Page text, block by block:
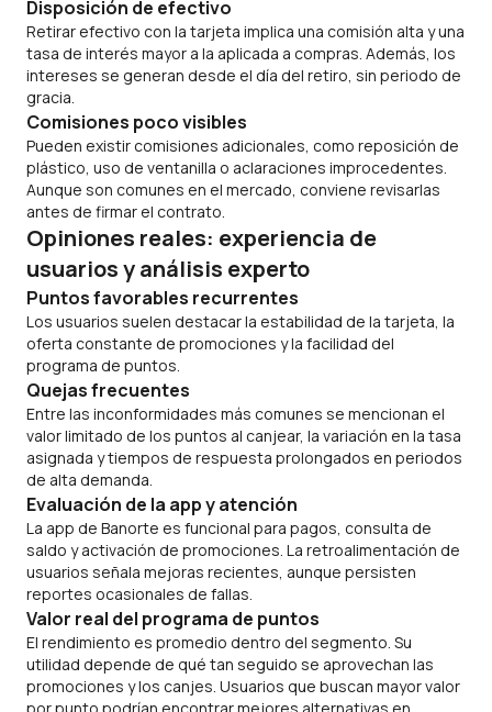
Disposición de efectivo
Retirar efectivo con la tarjeta implica una comisión alta y una
tasa de interés mayor a la aplicada a compras. Además, los
intereses se generan desde el día del retiro, sin periodo de
gracia.
Comisiones poco visibles
Pueden existir comisiones adicionales, como reposición de
plástico, uso de ventanilla o aclaraciones improcedentes.
Aunque son comunes en el mercado, conviene revisarlas
antes de firmar el contrato.
Opiniones reales: experiencia de
usuarios y análisis experto
Puntos favorables recurrentes
Los usuarios suelen destacar la estabilidad de la tarjeta, la
oferta constante de promociones y la facilidad del
programa de puntos.
Quejas frecuentes
Entre las inconformidades más comunes se mencionan el
valor limitado de los puntos al canjear, la variación en la tasa
asignada y tiempos de respuesta prolongados en periodos
de alta demanda.
Evaluación de la app y atención
La app de Banorte es funcional para pagos, consulta de
saldo y activación de promociones. La retroalimentación de
usuarios señala mejoras recientes, aunque persisten
reportes ocasionales de fallas.
Valor real del programa de puntos
El rendimiento es promedio dentro del segmento. Su
utilidad depende de qué tan seguido se aprovechan las
promociones y los canjes. Usuarios que buscan mayor valor